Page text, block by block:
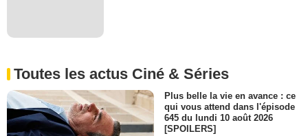
Toutes les actus Ciné & Séries
Plus belle la vie en avance : ce
qui vous attend dans l'épisode
645 du lundi 10 août 2026
[SPOILERS]